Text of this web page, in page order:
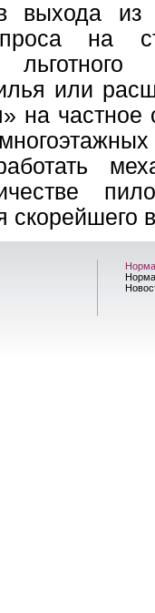
выхода из
на
или
на частное
скорейшего